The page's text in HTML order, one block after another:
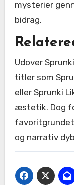
mysterier
bidrag.
Udover
titler som
eller Sprunki
æstetik. Dog
og narrativ